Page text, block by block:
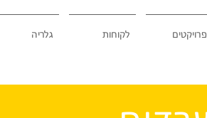
פרויקטים לקוחות גלריה